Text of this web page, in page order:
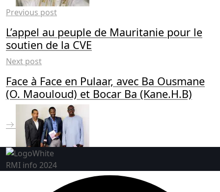
Previous post
L’appel au peuple de Mauritanie pour le
soutien de la CVE
Next post
Face à Face en Pulaar, avec Ba Ousmane
(O. Maouloud) et Bocar Ba (Kane.H.B)
RMI info 2024